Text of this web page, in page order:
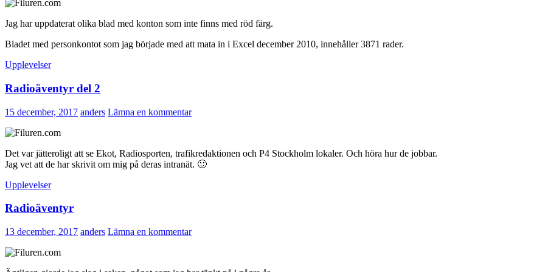
Jag har uppdaterat olika blad med konton som inte finns med röd färg.
Bladet med personkontot som jag började med att mata in i Excel december 2010, innehåller 3871 rader.
Upplevelser
Radioäventyr del 2
15 december, 2017 anders Lämna en kommentar
Det var jätteroligt att se Ekot, Radiosporten, trafikredaktionen och P4 Stockholm lokaler. Och höra hur de jobbar.
Jag vet att de har skrivit om mig på deras intranät. 🙂
Upplevelser
Radioäventyr
13 december, 2017 anders Lämna en kommentar